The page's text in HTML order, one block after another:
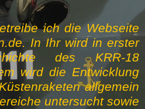
ich die Webseite
In Ihr wird in erster
des KRR-18
wird die Entwicklung
allgemein
untersucht sowie